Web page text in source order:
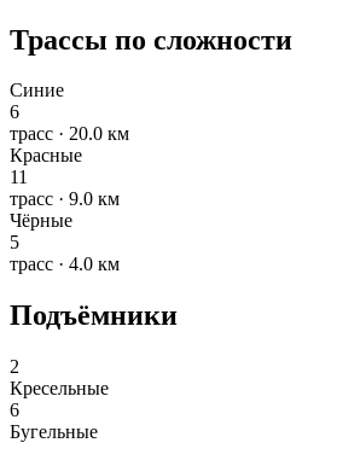
Трассы по сложности
Синие
6
трасс · 20.0 км
Красные
11
трасс · 9.0 км
Чёрные
5
трасс · 4.0 км
Подъёмники
2
Кресельные
6
Бугельные